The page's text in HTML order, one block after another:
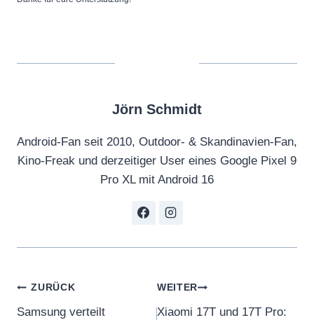
Jörn Schmidt
Android-Fan seit 2010, Outdoor- & Skandinavien-Fan,
Kino-Freak und derzeitiger User eines Google Pixel 9
Pro XL mit Android 16
Beitragsnavigation
ZURÜCK
Samsung verteilt
WEITER
Xiaomi 17T und 17T Pro: